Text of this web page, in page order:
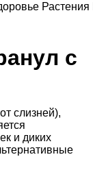
Растения
с
слизней),
и диких